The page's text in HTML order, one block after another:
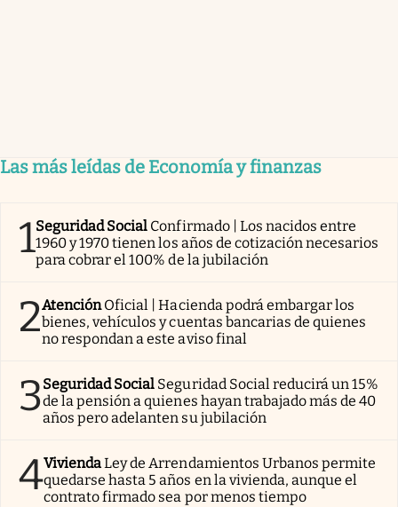
Las más leídas de Economía y finanzas
1Seguridad Social Confirmado | Los nacidos entre
1960 y 1970 tienen los años de cotización necesarios
para cobrar el 100% de la jubilación
2AtenciónOficial | Hacienda podrá embargar los
bienes, vehículos y cuentas bancarias de quienes
no respondan a este aviso final
3Seguridad Social Seguridad Social reducirá un 15%
de la pensión a quienes hayan trabajado más de 40
años pero adelanten su jubilación
4ViviendaLey de Arrendamientos Urbanos permite
quedarse hasta 5 años en la vivienda, aunque el
contrato firmado sea por menos tiempo